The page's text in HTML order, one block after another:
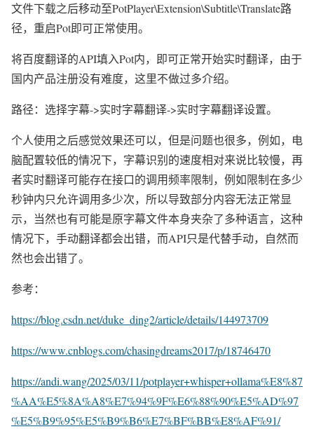
文件下载之后移动至PotPlayer\Extension\Subtitle\Translate路
径，重启Pot即可正常使用。
将百度翻译的API填入Pot内，即可正常开始实时翻译，由于
国内产品注册没有难度，这里不做过多介绍。
路径：选择字幕->实时字幕翻译->实时字幕翻译设置。
个人使用之后感觉效果还可以，但是问题也很多，例如，电
脑配置较低的情况下，字幕识别的速度相对来说比较慢，再
者实时翻译可能存在接口的调用频率限制，例如限制在多少
秒钟内只允许调用多少次，所以导致部分内容无法正常显
示，当然也有可能是原字幕文件本身夹杂了多种语言，这种
情况下，手动翻译都会出错，而API只是代替手动，自然而
然也会出错了。
参考：
https://blog.csdn.net/duke_ding2/article/details/144973709
https://www.cnblogs.com/chasingdreams2017/p/18746470
https://andi.wang/2025/03/11/potplayer+whisper+ollama%E8%87
%AA%E5%8A%A8%E7%94%9F%E6%88%90%E5%AD%97
%E5%B9%95%E5%B9%B6%E7%BF%BB%E8%AF%91/